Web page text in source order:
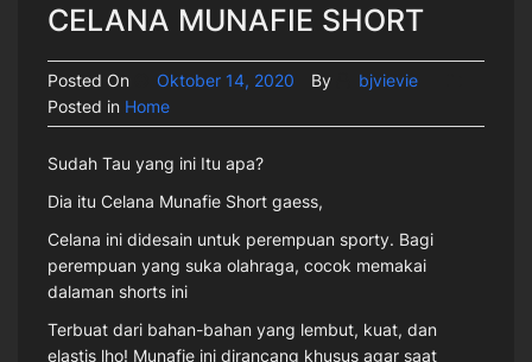
CELANA MUNAFIE SHORT
Posted On Oktober 14, 2020 By
bjvievie
Posted in Home
Sudah Tau yang ini Itu apa?
Dia itu Celana Munafie Short gaess,
Celana ini didesain untuk perempuan sporty. Bagi
perempuan yang suka olahraga, cocok memakai
dalaman shorts ini
Terbuat dari bahan-bahan yang lembut, kuat, dan
elastis lho! Munafie ini dirancang khusus agar saat